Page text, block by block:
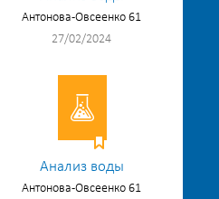
Антонова-Овсеенко 61
27/02/2024
Анализ воды
Антонова-Овсеенко 61